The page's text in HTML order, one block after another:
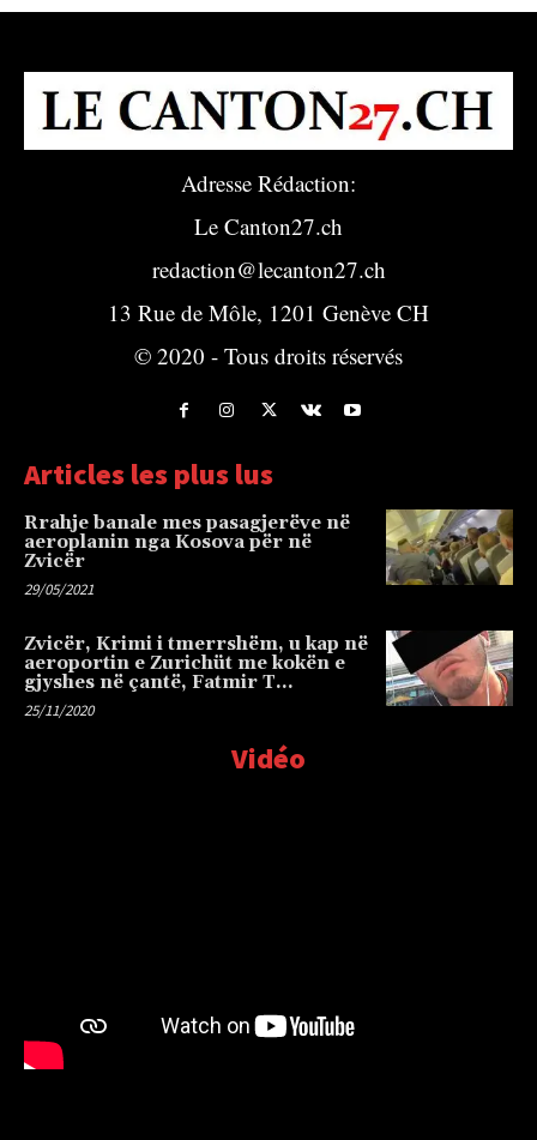
Adresse Rédaction:
Le Canton27.ch
redaction@lecanton27.ch
13 Rue de Môle, 1201 Genève CH
© 2020 - Tous droits réservés
Articles les plus lus
Rrahje banale mes pasagjerëve në
aeroplanin nga Kosova për në
Zvicër
29/05/2021
Zvicër, Krimi i tmerrshëm, u kap në
aeroportin e Zurichüt me kokën e
gjyshes në çantë, Fatmir T…
25/11/2020
Vidéo